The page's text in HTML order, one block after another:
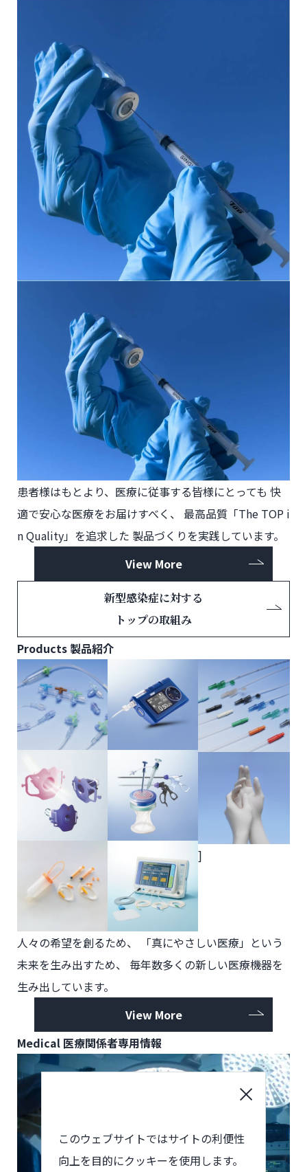
このウェブサイトではサイトの利便性
向上を目的にクッキーを使用します。
患者様はもとより、 医療に従事する皆様にとっても 快
適で安心な医療をお届けすべく、 最高品質「The TOP i
n Quality」を追求した 製品づくりを実践しています。
View More
新型感染症に対する
トップの取組み
Products 製品紹介
]
人々の希望を創るため、
「真にやさしい医療」という
未来を生み出すため、
毎年数多くの新しい医療機器を
生み出しています。
View More
Medical 医療関係者専用情報